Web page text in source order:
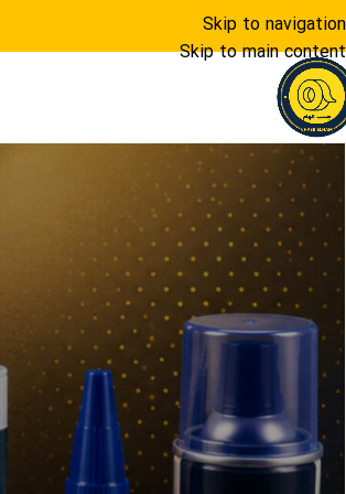
Skip to navigation
Skip to main content